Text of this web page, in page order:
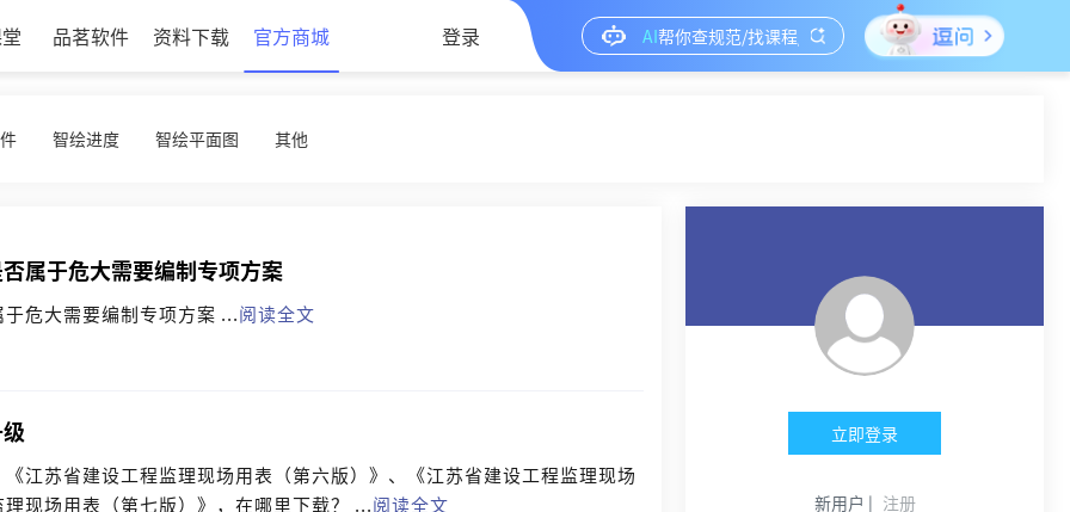
品茗软件 资料下载 官方商城 登录
智绘进度 智绘平面图 其他
属于危大需要编制专项方案
危大需要编制专项方案 ...阅读全文
江苏省建设工程监理现场用表（第六版）》、《江苏省建设工程监理现场
现场用表（第七版）》，在哪里下载？ ...阅读全文
立即登录
新用户 | 注册